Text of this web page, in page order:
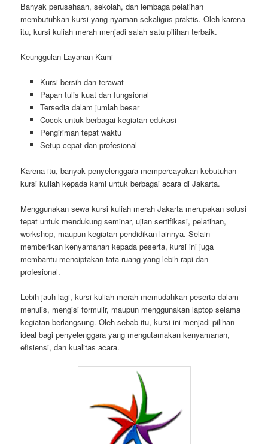
Banyak perusahaan, sekolah, dan lembaga pelatihan
membutuhkan kursi yang nyaman sekaligus praktis. Oleh karena
itu, kursi kuliah merah menjadi salah satu pilihan terbaik.
Keunggulan Layanan Kami
Kursi bersih dan terawat
Papan tulis kuat dan fungsional
Tersedia dalam jumlah besar
Cocok untuk berbagai kegiatan edukasi
Pengiriman tepat waktu
Setup cepat dan profesional
Karena itu, banyak penyelenggara mempercayakan kebutuhan
kursi kuliah kepada kami untuk berbagai acara di Jakarta.
Menggunakan sewa kursi kuliah merah Jakarta merupakan solusi
tepat untuk mendukung seminar, ujian sertifikasi, pelatihan,
workshop, maupun kegiatan pendidikan lainnya. Selain
memberikan kenyamanan kepada peserta, kursi ini juga
membantu menciptakan tata ruang yang lebih rapi dan
profesional.
Lebih jauh lagi, kursi kuliah merah memudahkan peserta dalam
menulis, mengisi formulir, maupun menggunakan laptop selama
kegiatan berlangsung. Oleh sebab itu, kursi ini menjadi pilihan
ideal bagi penyelenggara yang mengutamakan kenyamanan,
efisiensi, dan kualitas acara.